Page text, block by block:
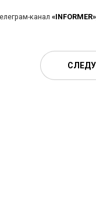
канал «INFORMER»